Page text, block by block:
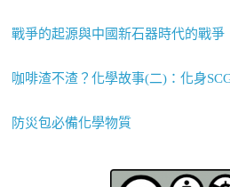
戰爭的起源與中國新石器時代的戰爭
咖啡渣不渣？化學故事(二)：化身
防災包必備化學物質